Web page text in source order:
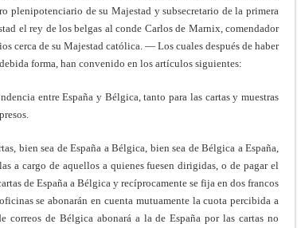
plenipotenciario de su Majestad y subsecretario de la primera
el rey de los belgas al conde Carlos de Marnix, comendador
cerca de su Majestad católica. — Los cuales después de haber
forma, han convenido en los artículos siguientes:
entre España y Bélgica, tanto para las cartas y muestras
bien sea de España a Bélgica, bien sea de Bélgica a España,
a cargo de aquellos a quienes fuesen dirigidas, o de pagar el
de España a Bélgica y recíprocamente se fija en dos francos
se abonarán en cuenta mutuamente la cuota percibida a
de Bélgica abonará a la de España por las cartas no